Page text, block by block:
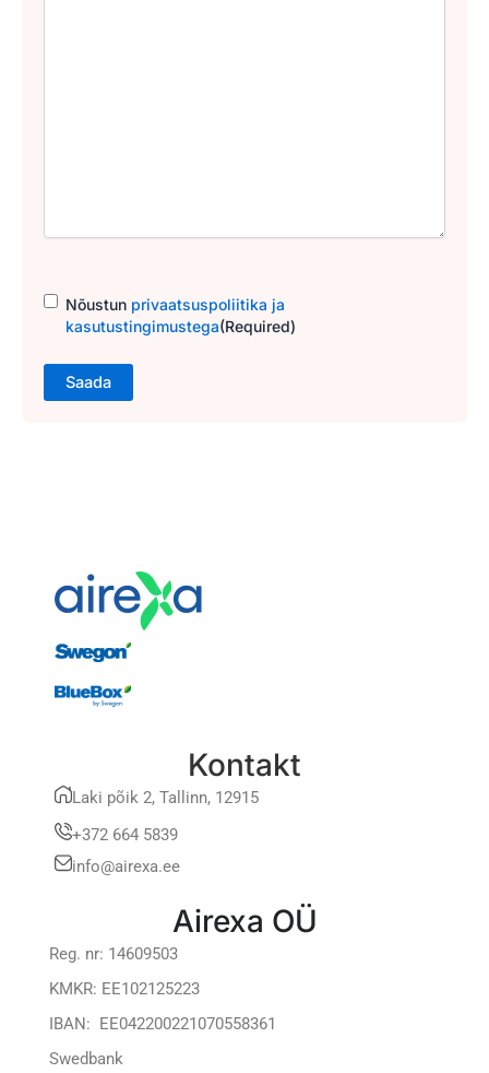
Consent(Required)
Nõustun privaatsuspoliitika ja
kasutustingimustega(Required)
Kontakt
Laki põik 2, Tallinn, 12915
+372 664 5839
info@airexa.ee
Airexa OÜ
Reg. nr: 14609503
KMKR: EE102125223
IBAN: EE042200221070558361
Swedbank